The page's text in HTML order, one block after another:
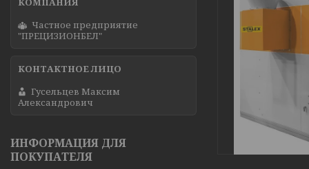
Частное предприятие
"ПРЕЦИЗИОНБЕЛ"
Гусельцев Максим
Александрович
ИНФОРМАЦИЯ ДЛЯ
ПОКУПАТЕЛЯ